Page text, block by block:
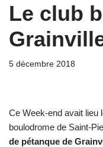
Le club
5 décembre 2018
Ce Week-end avait lieu
boulodrome de Saint-
de pétanque de